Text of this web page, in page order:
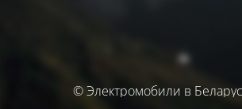
© Электромобили в